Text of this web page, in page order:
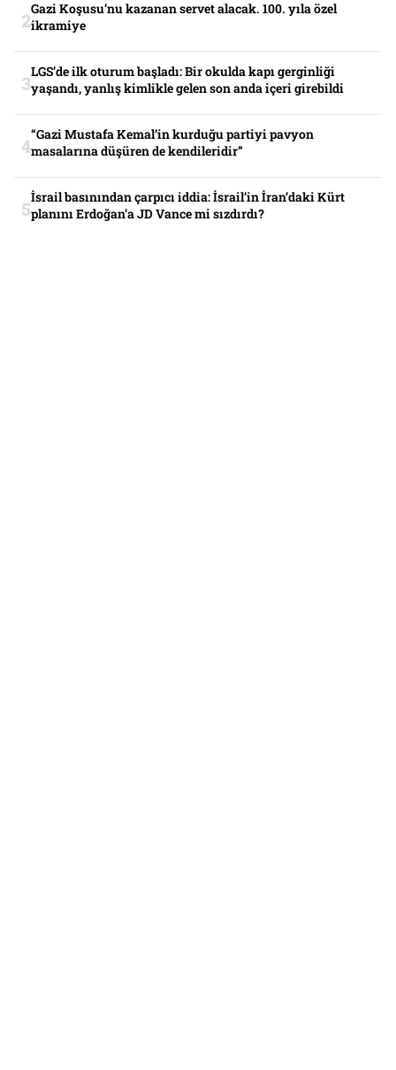
Gazi Koşusu’nu kazanan servet alacak. 100. yıla özel
ikramiye
LGS’de ilk oturum başladı: Bir okulda kapı gerginliği
yaşandı, yanlış kimlikle gelen son anda içeri girebildi
“Gazi Mustafa Kemal’in kurduğu partiyi pavyon
masalarına düşüren de kendileridir”
İsrail basınından çarpıcı iddia: İsrail’in İran’daki Kürt
planını Erdoğan’a JD Vance mi sızdırdı?